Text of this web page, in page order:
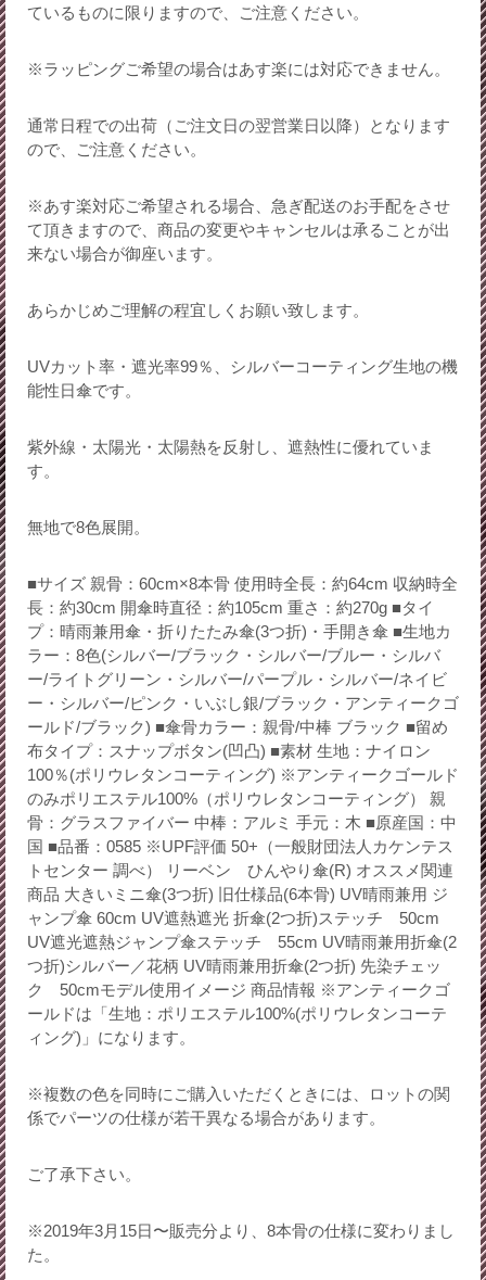
ているものに限りますので、ご注意ください。
※ラッピングご希望の場合はあす楽には対応できません。
通常日程での出荷（ご注文日の翌営業日以降）となります
ので、ご注意ください。
※あす楽対応ご希望される場合、急ぎ配送のお手配をさせ
て頂きますので、商品の変更やキャンセルは承ることが出
来ない場合が御座います。
あらかじめご理解の程宜しくお願い致します。
UVカット率・遮光率99％、シルバーコーティング生地の機
能性日傘です。
紫外線・太陽光・太陽熱を反射し、遮熱性に優れていま
す。
無地で8色展開。
■サイズ 親骨：60cm×8本骨 使用時全長：約64cm 収納時全
長：約30cm 開傘時直径：約105cm 重さ：約270g ■タイ
プ：晴雨兼用傘・折りたたみ傘(3つ折)・手開き傘 ■生地カ
ラー：8色(シルバー/ブラック・シルバー/ブルー・シルバ
ー/ライトグリーン・シルバー/パープル・シルバー/ネイビ
ー・シルバー/ピンク・いぶし銀/ブラック・アンティークゴ
ールド/ブラック) ■傘骨カラー：親骨/中棒 ブラック ■留め
布タイプ：スナップボタン(凹凸) ■素材 生地：ナイロン
100％(ポリウレタンコーティング) ※アンティークゴールド
のみポリエステル100%（ポリウレタンコーティング） 親
骨：グラスファイバー 中棒：アルミ 手元：木 ■原産国：中
国 ■品番：0585 ※UPF評価 50+（一般財団法人カケンテス
トセンター 調べ） リーベン ひんやり傘(R) オススメ関連
商品 大きいミニ傘(3つ折) 旧仕様品(6本骨) UV晴雨兼用 ジ
ャンプ傘 60cm UV遮熱遮光 折傘(2つ折)ステッチ 50cm
UV遮光遮熱ジャンプ傘ステッチ 55cm UV晴雨兼用折傘(2
つ折)シルバー／花柄 UV晴雨兼用折傘(2つ折) 先染チェッ
ク 50cmモデル使用イメージ 商品情報 ※アンティークゴ
ールドは「生地：ポリエステル100%(ポリウレタンコーテ
ィング)」になります。
※複数の色を同時にご購入いただくときには、ロットの関
係でパーツの仕様が若干異なる場合があります。
ご了承下さい。
※2019年3月15日〜販売分より、8本骨の仕様に変わりまし
た。